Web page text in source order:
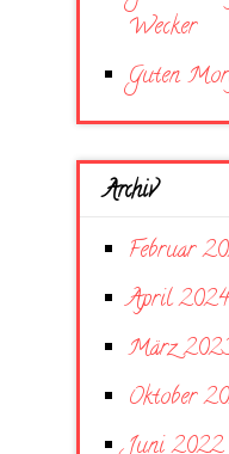
Wecker
Guten
Archiv
Februar
April 2024
März
Oktober